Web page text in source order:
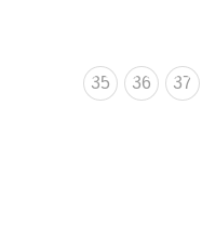
35 36 37